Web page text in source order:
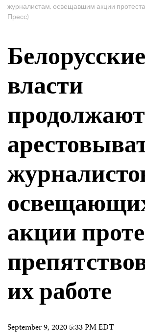
журналистам, освещавшим акции
Пресс)
Белорусские
власти
продолжают
акции
их работе
September 9, 2020 5:33 PM EDT